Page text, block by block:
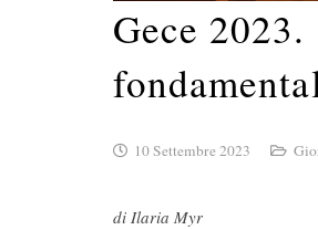
Gece
10 Settembre 2023
di Ilaria Myr